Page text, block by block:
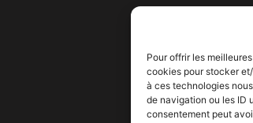
Pour offrir les
cookies pour stocker
à ces technologies
de navigation ou les ID
consentement peut